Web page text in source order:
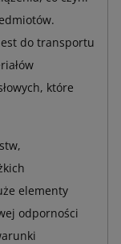
do transportu
które
elementy
odporności